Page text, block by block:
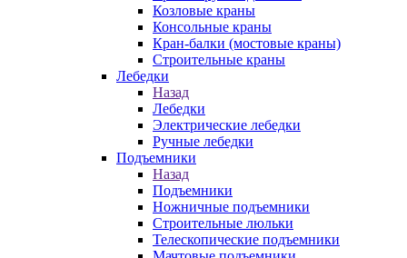
Козловые краны
Консольные краны
Кран-балки (мостовые краны)
Строительные краны
Лебедки
Назад
Лебедки
Электрические лебедки
Ручные лебедки
Подъемники
Назад
Подъемники
Ножничные подъемники
Строительные люльки
Телескопические подъемники